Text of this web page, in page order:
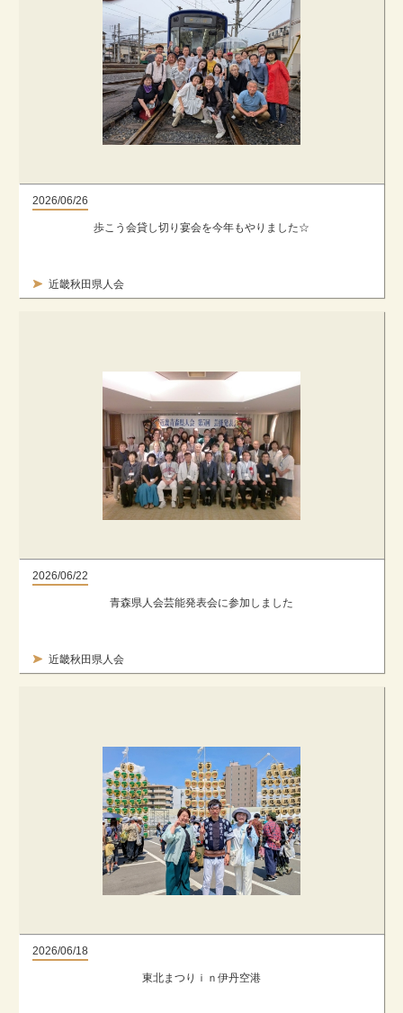
2026/06/26
近畿秋田県人会
歩こう会貸し切り宴会を今年もやりました☆
2026/06/22
近畿秋田県人会
青森県人会芸能発表会に参加しました
2026/06/18
東北まつりｉｎ伊丹空港